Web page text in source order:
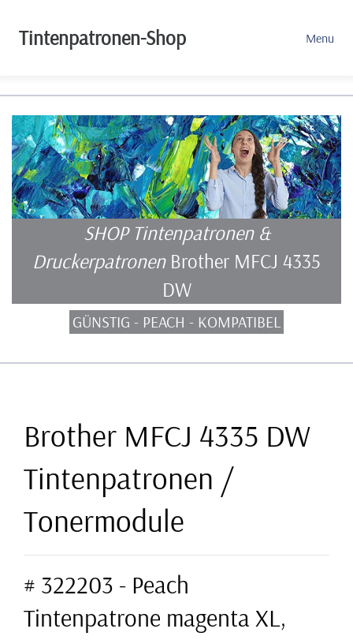
Tintenpatronen-Shop Menu
SHOP Tintenpatronen &
Druckerpatronen Brother MFCJ 4335
DW
GÜNSTIG - PEACH - KOMPATIBEL
Brother MFCJ 4335 DW
Tintenpatronen /
Tonermodule
# 322203 - Peach
Tintenpatrone magenta XL,